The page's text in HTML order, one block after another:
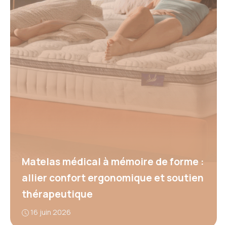
Matelas médical à mémoire de forme :
allier confort ergonomique et soutien
thérapeutique
16 juin 2026